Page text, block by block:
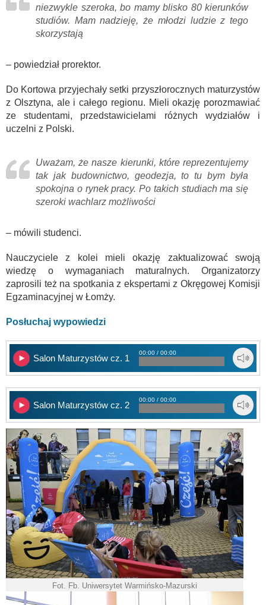
niezwykle szeroka, bo mamy blisko 80 kierunków
studiów. Mam nadzieję, że młodzi ludzie z tego
skorzystają
– powiedział prorektor.
Do Kortowa przyjechały setki przyszłorocznych maturzystów
z Olsztyna, ale i całego regionu. Mieli okazję porozmawiać
ze studentami, przedstawicielami różnych wydziałów i
uczelni z Polski.
Uważam, że nasze kierunki, które reprezentujemy
tak jak budownictwo, geodezja, to tu bym była
spokojna o rynek pracy. Po takich studiach ma się
szeroki wachlarz możliwości
– mówili studenci.
Nauczyciele z kolei mieli okazję zaktualizować swoją
wiedzę o wymaganiach maturalnych. Organizatorzy
zaprosili też na spotkania z ekspertami z Okręgowej Komisji
Egzaminacyjnej w Łomży.
Posłuchaj wypowiedzi
Salon Maturzystów cz. 1
00:00 / 00:00
Salon Maturzystów cz. 2
00:00 / 00:00
Fot. Fb. Uniwersytet Warmińsko-Mazurski